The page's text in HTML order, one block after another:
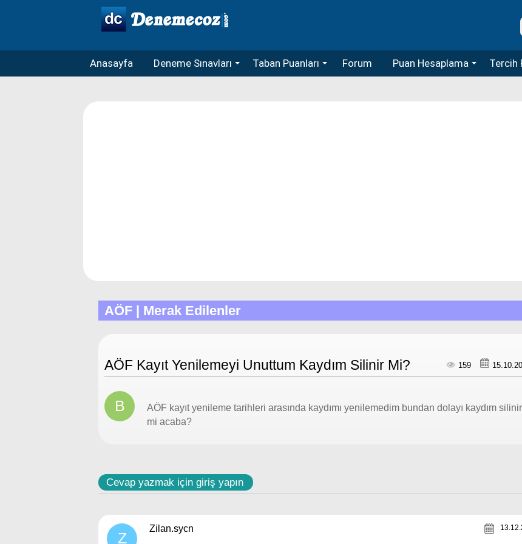
Anasayfa Deneme Sınavları Taban Puanları Forum Puan Hesaplama Tercih
AÖF | Merak Edilenler
AÖF Kayıt Yenilemeyi Unuttum Kaydım Silinir Mi? 159
B
AÖF kayıt yenileme tarihleri arasında kaydımı yenilemedim bundan dolayı kaydım silinir
mi acaba?
Cevap yazmak için giriş yapın
Z
Zilan.sycn